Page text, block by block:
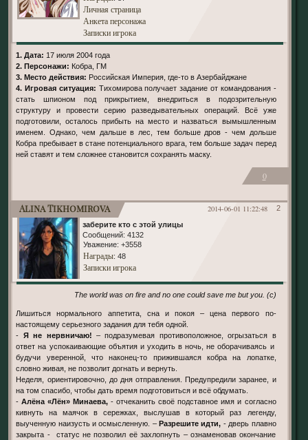
Личная страница
Анкета персонажа
Записки игрока
1. Дата: 17 июля 2004 года
2. Персонажи: Кобра, ГМ
3. Место действия: Российская Империя, где-то в Азербайджане
4. Игровая ситуация: Тихомирова получает задание от командования -
стать шпионом под прикрытием, внедриться в подозрительную
структуру и провести серию разведывательных операций. Всё уже
подготовили, осталось прибыть на место и назваться вымышленным
именем. Однако, чем дальше в лес, тем больше дров - чем дольше
Кобра пребывает в стане потенциального врага, тем больше задач перед
ней ставят и тем сложнее становится сохранять маску.
0
2
2014-06-01 11:22:48
Alina Tikhomirova
заберите кто с этой улицы
Сообщений: 4132
Уважение: +3558
Награды: 48
Записки игрока
The world was on fire and no one could save me but you. (c)
Лишиться нормального аппетита, сна и покоя – цена первого по-
настоящему серьезного задания для тебя одной.
- Я не нервничаю! – подразумевая противоположное, огрызаться в
ответ на успокаивающие объятия и уходить в ночь, не оборачиваясь и
будучи уверенной, что наконец-то прижившаяся кобра на лопатке,
словно живая, не позволит догнать и вернуть.
Неделя, ориентировочно, до дня отправления. Предупредили заранее, и
на том спасибо, чтобы дать время подготовиться и всё обдумать.
-Алёна «Лён» Минаева, - отчеканить своё подставное имя и согласно
кивнуть на маячок в сережках, выслушав в который раз легенду,
выученную наизусть и осмысленную. –Разрешите идти, - дверь плавно
закрыта - статус не позволил её захлопнуть – ознаменовав окончание